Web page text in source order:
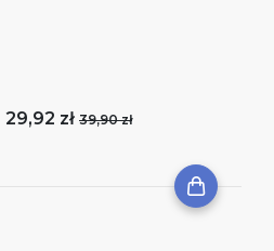
29,92 zł 39,90 zł